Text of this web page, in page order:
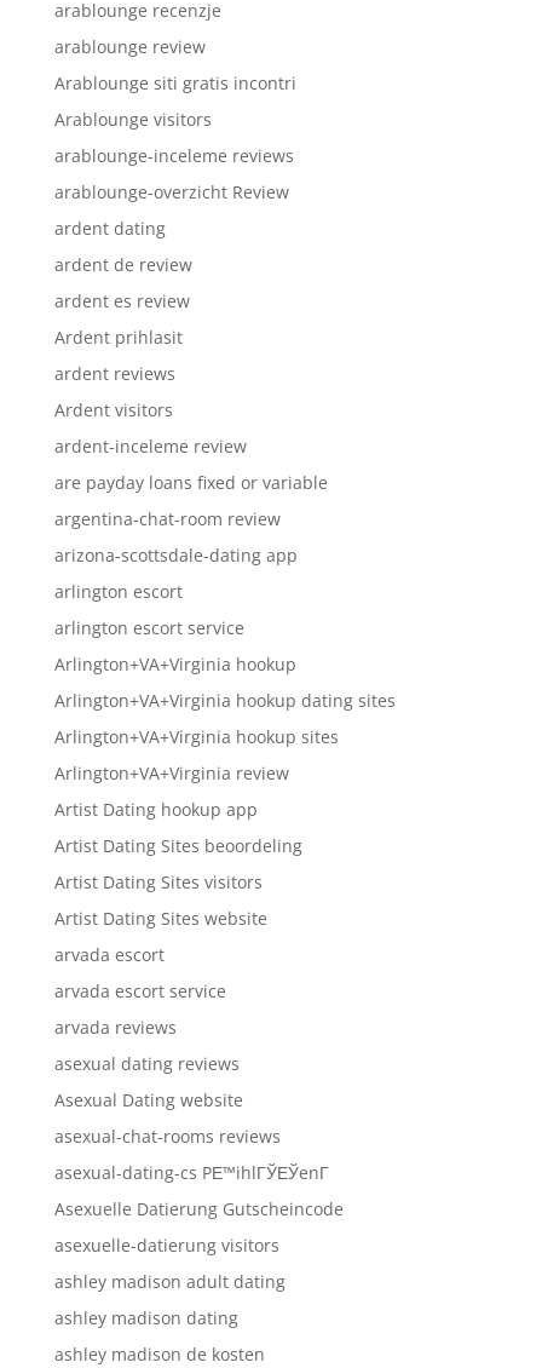
arablounge recenzje
arablounge review
Arablounge siti gratis incontri
Arablounge visitors
arablounge-inceleme reviews
arablounge-overzicht Review
ardent dating
ardent de review
ardent es review
Ardent prihlasit
ardent reviews
Ardent visitors
ardent-inceleme review
are payday loans fixed or variable
argentina-chat-room review
arizona-scottsdale-dating app
arlington escort
arlington escort service
Arlington+VA+Virginia hookup
Arlington+VA+Virginia hookup dating sites
Arlington+VA+Virginia hookup sites
Arlington+VA+Virginia review
Artist Dating hookup app
Artist Dating Sites beoordeling
Artist Dating Sites visitors
Artist Dating Sites website
arvada escort
arvada escort service
arvada reviews
asexual dating reviews
Asexual Dating website
asexual-chat-rooms reviews
asexual-dating-cs PЕ™ihlГЎЕЎenГ­
Asexuelle Datierung Gutscheincode
asexuelle-datierung visitors
ashley madison adult dating
ashley madison dating
ashley madison de kosten